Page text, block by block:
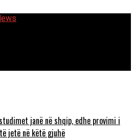
janë në shqip, edhe provimi i
jetë në këtë gjuhë